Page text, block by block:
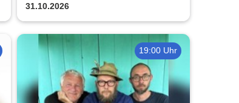
31.10.2026
19:00 Uhr